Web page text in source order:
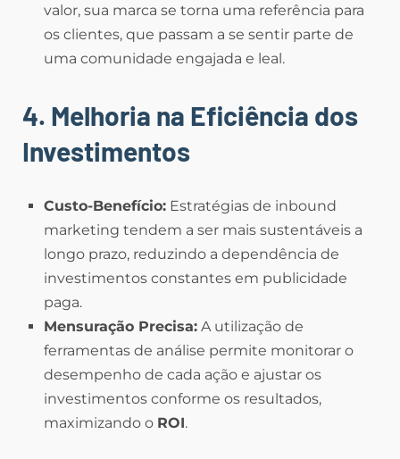
valor, sua marca se torna uma referência para
os clientes, que passam a se sentir parte de
uma comunidade engajada e leal.
4. Melhoria na Eficiência dos
Investimentos
Custo-Benefício: Estratégias de inbound
marketing tendem a ser mais sustentáveis a
longo prazo, reduzindo a dependência de
investimentos constantes em publicidade
paga.
Mensuração Precisa: A utilização de
ferramentas de análise permite monitorar o
desempenho de cada ação e ajustar os
investimentos conforme os resultados,
maximizando o ROI.